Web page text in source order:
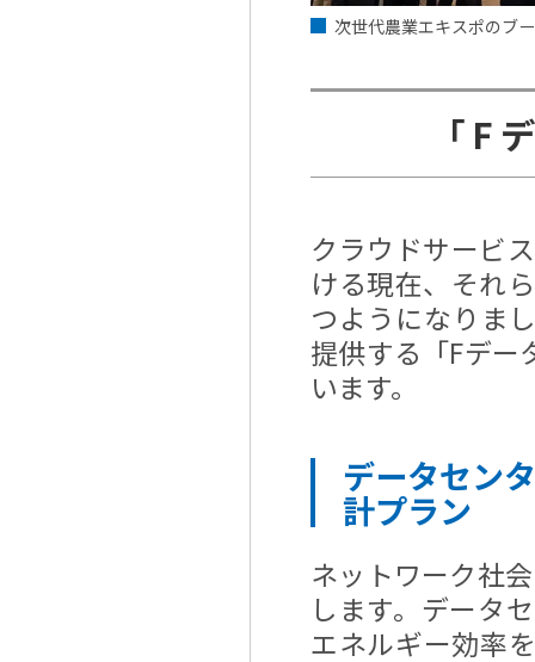
次世代農業エキスポのブ
「F
クラウドサービ
ける現在、それ
つようになりま
提供する「Fデー
います。
データセン
計プラン
ネットワーク社
します。データ
エネルギー効率